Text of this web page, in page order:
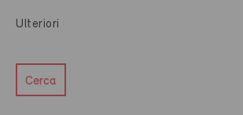
Ulteriori
Cerca